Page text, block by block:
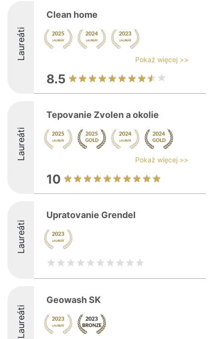
Laureáti
Clean home
Pokaż więcej >>
8.5
Laureáti
Tepovanie Zvolen a okolie
Pokaż więcej >>
10
Laureáti
Upratovanie Grendel
Laureáti
Geowash SK